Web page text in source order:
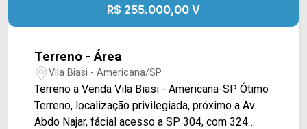
R$ 255.000,00 V
Terreno - Área
Vila Biasi - Americana/SP
Terreno a Venda Vila Biasi - Americana-SP Ótimo
Terreno, localização privilegiada, próximo a Av.
Abdo Najar, fácial acesso a SP 304, com 324